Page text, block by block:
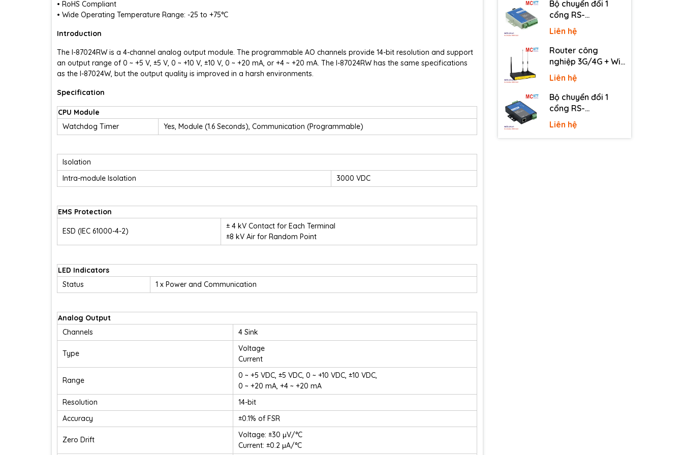
• RoHS Compliant
• Wide Operating Temperature Range: -25 to +75°C
Introduction
The I-87024RW is a 4-channel analog output module. The programmable AO channels provide 14-bit resolution and support
an output range of 0 ~ +5 V, ±5 V, 0 ~ +10 V, ±10 V, 0 ~ +20 mA, or +4 ~ +20 mA. The I-87024RW has the same specifications
as the I-87024W, but the output quality is improved in a harsh environments.
Specification
CPU Module
Watchdog Timer
Yes, Module (1.6 Seconds), Communication (Programmable)
Isolation
Intra-module Isolation
3000 VDC
EMS Protection
ESD (IEC 61000-4-2)
± 4 kV Contact for Each Terminal
±8 kV Air for Random Point
LED Indicators
Status
1 x Power and Communication
Analog Output
Channels
4 Sink
Type
Voltage
Current
Range
0 ~ +5 VDC, ±5 VDC, 0 ~ +10 VDC, ±10 VDC,
0 ~ +20 mA, +4 ~ +20 mA
Resolution
14-bit
Accuracy
±0.1% of FSR
Zero Drift
Voltage: ±30 μV/°C
Current: ±0.2 μA/°C
Bộ chuyển đổi 1
cổng RS-
232/485/422 sang
quang 3onedata
MODEL277-S-SC-
20KM (Dual fiber,
20KM)
Liên hệ
Router công
nghiệp 3G/4G + Wi-
Fi + APN/VPN Four-
Faith F3436
Liên hệ
Bộ chuyển đổi 1
cổng RS-
232/485/422 sang
Ethernet 3onedata
NP301
Liên hệ